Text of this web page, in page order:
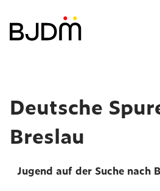
Deutsche
Breslau
Jugend auf der Suche nach